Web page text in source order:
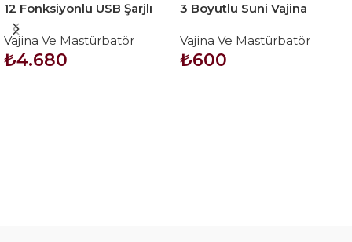
12 Fonksiyonlu USB Şarjlı
Sesli Titreşimli Realistik
Suni Vajina Erkek
Mastürbatör
Vajina Ve Mastürbatör
₺4.680
3 Boyutlu Suni Vajina
Vajina Ve Mastürbatör
₺600